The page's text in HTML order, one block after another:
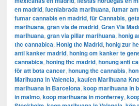
en madrid, fuenlabrada marihuana, fumar
fumar cannabis en madrid, für Cannabis,
marihuana, gran via de madrid, ​​Gran Via
marihuana, gran via pillar marihuana, honig
thc cannabica, Honig thc Madrid, honig zur
anti kanker madrid, honing om kanker te
cannabica, honing thc madrid, honung anti
för att bota cancer, honung thc cannabis,
Marihuana in Valencia, kaufen Marihuana
marihuana in Barcelona, koop marihuana in
in malmo, koop marihuana in monterrey,